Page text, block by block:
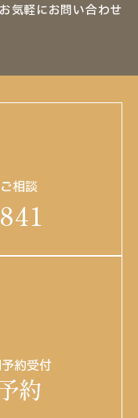
気軽にお問い合わせ
相談
約受付
約